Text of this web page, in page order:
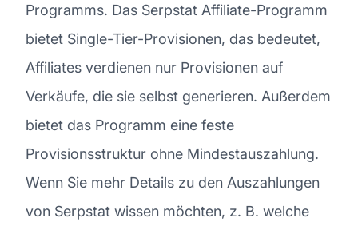
Programms. Das Serpstat Affiliate-Programm
bietet Single-Tier-Provisionen, das bedeutet,
Affiliates verdienen nur Provisionen auf
Verkäufe, die sie selbst generieren. Außerdem
bietet das Programm eine feste
Provisionsstruktur ohne Mindestauszahlung.
Wenn Sie mehr Details zu den Auszahlungen
von Serpstat wissen möchten, z. B. welche